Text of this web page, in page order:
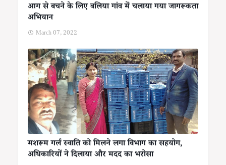
आग से बचने के लिए बलिया गांव में चलाया गया जागरूकता
अभियान
March 07, 2022
मशरूम गर्ल स्वाति को मिलने लगा विभाग का सहयोग,
अधिकारियों ने दिलाया और मदद का भरोसा